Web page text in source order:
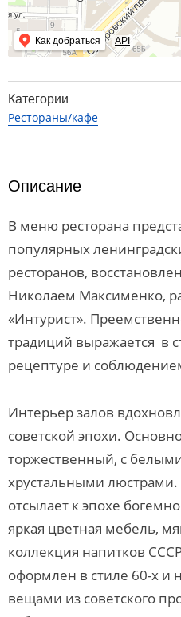
Как добраться API
Категории
Рестораны/кафе
Описание
В меню ресторана
популярных
ресторанов,
Николаем Максименко,
«Интурист».
традиций выражается в
рецептуре и
Интерьер залов
советской эпохи.
торжественный, с
хрустальными люстрами.
отсылает к эпохе
яркая цветная мебель,
коллекция напитков
оформлен в стиле 60-х
вещами из советского